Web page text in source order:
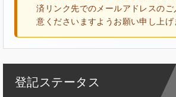
済リンク先でのメールアドレスのご
意くださいますようお願い申し上げ
登記ステータス